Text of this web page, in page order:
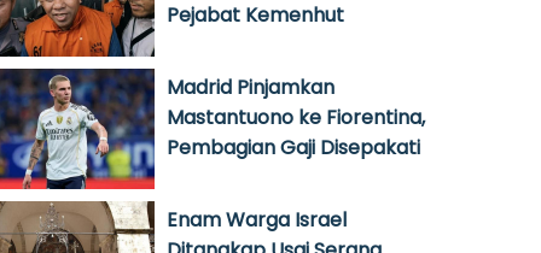
Pejabat Kemenhut
Madrid Pinjamkan
Mastantuono ke Fiorentina,
Pembagian Gaji Disepakati
Enam Warga Israel